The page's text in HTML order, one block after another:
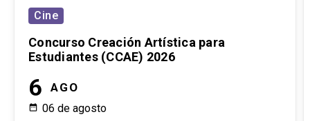
Cine
Concurso Creación Artística para
Estudiantes (CCAE) 2026
6 AGO
06 de agosto